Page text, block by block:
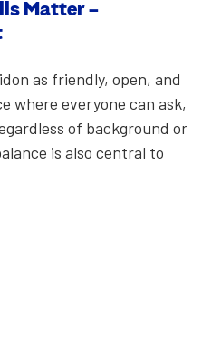
Mat­ter –
as friend­ly, open, and
whe­re eve­ry­one can ask,
of background or
is also cent­ral to